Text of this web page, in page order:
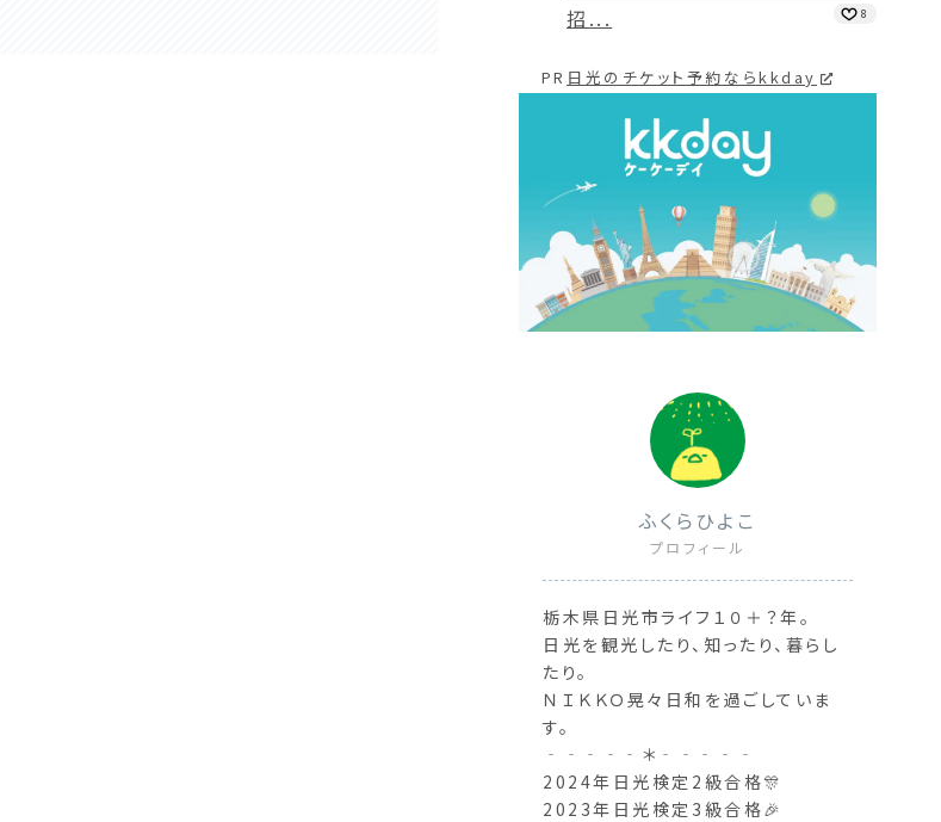
招...
8
PR 日光のチケット予約ならkkday
ふくらひよこ
プロフィール
栃木県日光市ライフ１０＋？年。
日光を観光したり、知ったり、暮らし
たり。
ＮＩＫＫＯ晃々日和を過ごしていま
す。
‐‐‐‐‐＊‐‐‐‐‐
2024年日光検定2級合格🎊
2023年日光検定3級合格🎉